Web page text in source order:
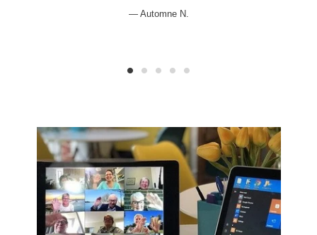
Automne N.